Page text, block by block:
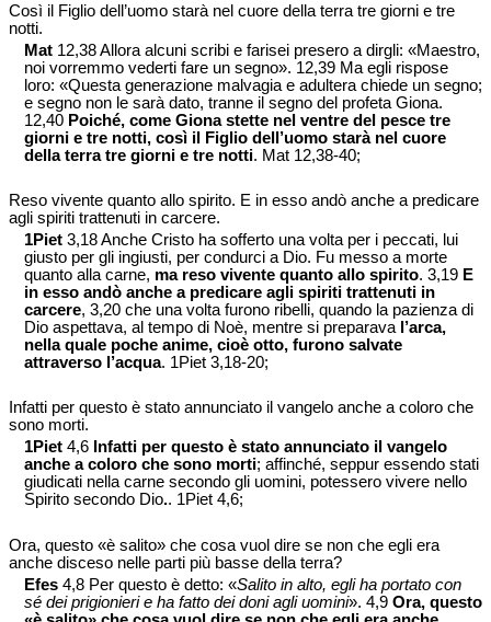
Così il Figlio dell’uomo starà nel cuore della terra tre giorni e tre
notti.
Mat 12,38 Allora alcuni scribi e farisei presero a dirgli: «Maestro,
noi vorremmo vederti fare un segno». 12,39 Ma egli rispose
loro: «Questa generazione malvagia e adultera chiede un segno;
e segno non le sarà dato, tranne il segno del profeta Giona.
12,40 Poiché, come Giona stette nel ventre del pesce tre
giorni e tre notti, così il Figlio dell’uomo starà nel cuore
della terra tre giorni e tre notti. Mat 12,38-40;
Reso vivente quanto allo spirito. E in esso andò anche a predicare
agli spiriti trattenuti in carcere.
1Piet 3,18 Anche Cristo ha sofferto una volta per i peccati, lui
giusto per gli ingiusti, per condurci a Dio. Fu messo a morte
quanto alla carne, ma reso vivente quanto allo spirito. 3,19 E
in esso andò anche a predicare agli spiriti trattenuti in
carcere, 3,20 che una volta furono ribelli, quando la pazienza di
Dio aspettava, al tempo di Noè, mentre si preparava l’arca,
nella quale poche anime, cioè otto, furono salvate
attraverso l’acqua. 1Piet 3,18-20;
Infatti per questo è stato annunciato il vangelo anche a coloro che
sono morti.
1Piet 4,6 Infatti per questo è stato annunciato il vangelo
anche a coloro che sono morti; affinché, seppur essendo stati
giudicati nella carne secondo gli uomini, potessero vivere nello
Spirito secondo Dio.. 1Piet 4,6;
Ora, questo «è salito» che cosa vuol dire se non che egli era
anche disceso nelle parti più basse della terra?
Efes 4,8 Per questo è detto: «Salito in alto, egli ha portato con
sé dei prigionieri e ha fatto dei doni agli uomini». 4,9 Ora, questo